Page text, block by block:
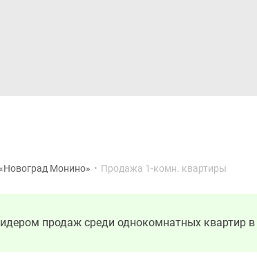
Монино» • Продажа 1-комн. квартиры
продаж среди однокомнатных квартир в